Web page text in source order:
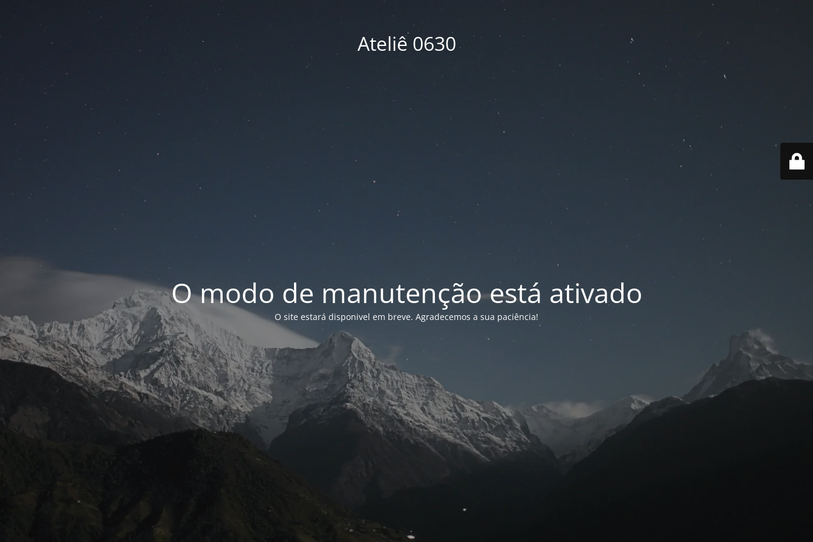
Ateliê 0630
O modo de manutenção está ativado
O site estará disponivel em breve. Agradecemos a sua paciência!